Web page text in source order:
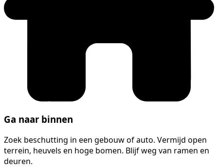
Ga naar binnen
Zoek beschutting in een gebouw of auto. Vermijd open
terrein, heuvels en hoge bomen. Blijf weg van ramen en
deuren.